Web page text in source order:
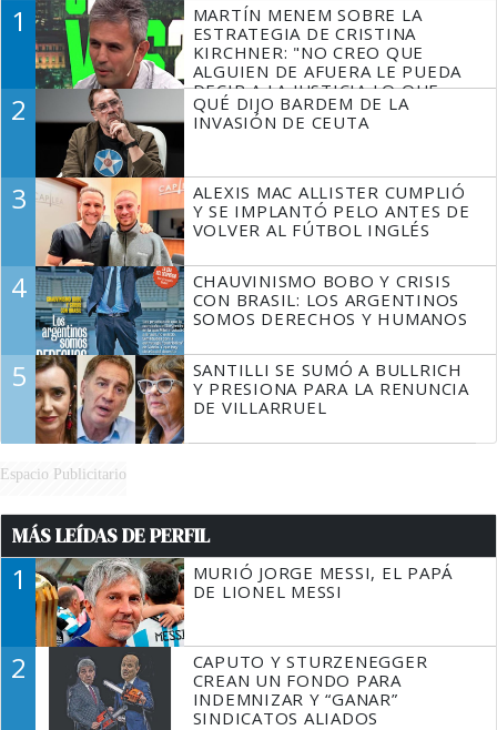
1
MARTÍN MENEM SOBRE LA
ESTRATEGIA DE CRISTINA
KIRCHNER: "NO CREO QUE
ALGUIEN DE AFUERA LE PUEDA
DECIR A LA JUSTICIA LO QUE
TIENE QUE HACER"
2
QUÉ DIJO BARDEM DE LA
INVASIÓN DE CEUTA
3
ALEXIS MAC ALLISTER CUMPLIÓ
Y SE IMPLANTÓ PELO ANTES DE
VOLVER AL FÚTBOL INGLÉS
4
CHAUVINISMO BOBO Y CRISIS
CON BRASIL: LOS ARGENTINOS
SOMOS DERECHOS Y HUMANOS
5
SANTILLI SE SUMÓ A BULLRICH
Y PRESIONA PARA LA RENUNCIA
DE VILLARRUEL
Espacio Publicitario
MÁS LEÍDAS DE PERFIL
1
MURIÓ JORGE MESSI, EL PAPÁ
DE LIONEL MESSI
2
CAPUTO Y STURZENEGGER
CREAN UN FONDO PARA
INDEMNIZAR Y “GANAR”
SINDICATOS ALIADOS